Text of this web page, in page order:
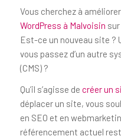
Vous cherchez à
WordPress à Malvoisin
Est-ce un nouveau site ?
vous passez d’un autre
(CMS) ?
Qu’il s’agisse de créer un
déplacer un site, vous
en SEO et en
référencement actuel